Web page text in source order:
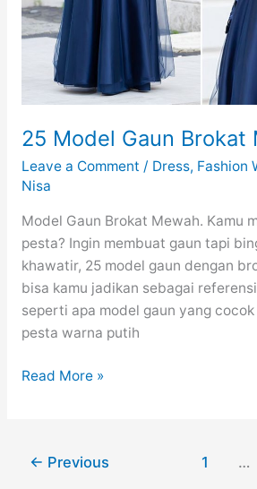
25 Model Gaun Brokat
Leave a Comment / Dress, Fashion
Nisa
Model Gaun Brokat Mewah. Kamu
pesta? Ingin membuat gaun tapi
khawatir, 25 model gaun dengan
bisa kamu jadikan sebagai
seperti apa model gaun yang
pesta warna putih
25
Mewah
Read More »
← Previous 1 …